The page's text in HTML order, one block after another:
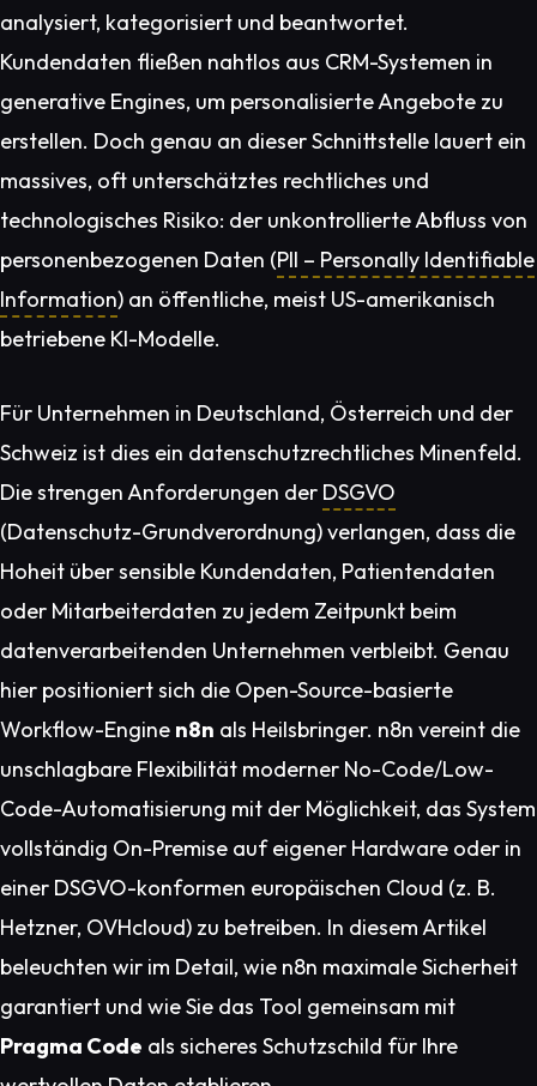
analysiert, kategorisiert und beantwortet.
Kundendaten fließen nahtlos aus CRM-Systemen in
generative Engines, um personalisierte Angebote zu
erstellen. Doch genau an dieser Schnittstelle lauert ein
massives, oft unterschätztes rechtliches und
technologisches Risiko: der unkontrollierte Abfluss von
personenbezogenen Daten (PII – Personally Identifiable
Information) an öffentliche, meist US-amerikanisch
betriebene KI-Modelle.
Für Unternehmen in Deutschland, Österreich und der
Schweiz ist dies ein datenschutzrechtliches Minenfeld.
Die strengen Anforderungen der DSGVO
(Datenschutz-Grundverordnung) verlangen, dass die
Hoheit über sensible Kundendaten, Patientendaten
oder Mitarbeiterdaten zu jedem Zeitpunkt beim
datenverarbeitenden Unternehmen verbleibt. Genau
hier positioniert sich die Open-Source-basierte
Workflow-Engine n8n als Heilsbringer. n8n vereint die
unschlagbare Flexibilität moderner No-Code/Low-
Code-Automatisierung mit der Möglichkeit, das System
vollständig On-Premise auf eigener Hardware oder in
einer DSGVO-konformen europäischen Cloud (z. B.
Hetzner, OVHcloud) zu betreiben. In diesem Artikel
beleuchten wir im Detail, wie n8n maximale Sicherheit
garantiert und wie Sie das Tool gemeinsam mit
Pragma Code als sicheres Schutzschild für Ihre